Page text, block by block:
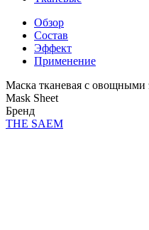
Обзор
Состав
Эффект
Применение
Маска тканевая с овощными
Mask Sheet
Бренд
THE SAEM